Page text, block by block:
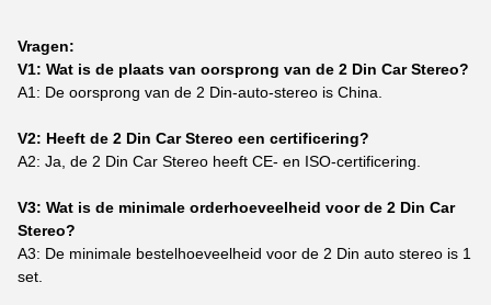
Vragen:
V1: Wat is de plaats van oorsprong van de 2 Din Car Stereo?
A1: De oorsprong van de 2 Din-auto-stereo is China.
V2: Heeft de 2 Din Car Stereo een certificering?
A2: Ja, de 2 Din Car Stereo heeft CE- en ISO-certificering.
V3: Wat is de minimale orderhoeveelheid voor de 2 Din Car
Stereo?
A3: De minimale bestelhoeveelheid voor de 2 Din auto stereo is 1
set.